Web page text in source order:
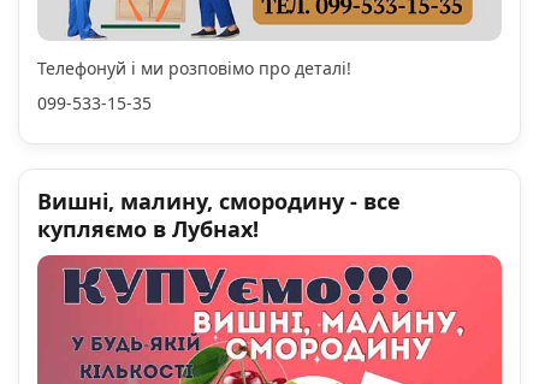
Телефонуй і ми розповімо про деталі!
099-533-15-35
Вишні, малину, смородину - все
купляємо в Лубнах!